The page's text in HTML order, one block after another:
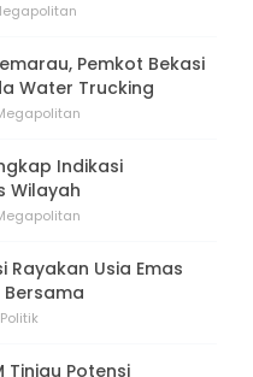
Pemkot Bekasi
Water Trucking
Indikasi
Wilayah
Rayakan Usia Emas
Politik
Tinjau Potensi